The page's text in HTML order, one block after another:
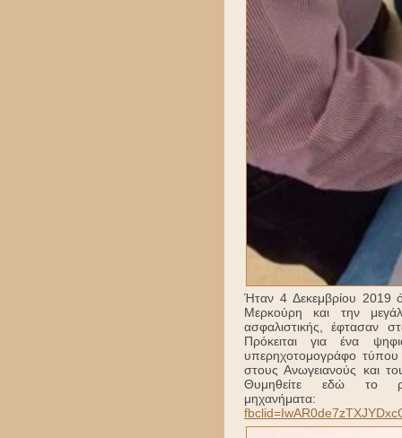
Ήταν 4 Δεκεμβρίου 2019
Μερκούρη και την
ασφαλιστικής, έφτασαν
Πρόκειται για ένα
υπερηχοτομογράφο
στους Ανωγειανούς και
Θυμηθείτε εδώ το